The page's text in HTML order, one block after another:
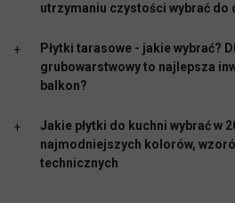
utrzymaniu czystości wybrać do
Płytki tarasowe - jakie wybrać?
grubowarstwowy to najlepsza
balkon?
Jakie płytki do kuchni wybrać w
najmodniejszych kolorów,
technicznych